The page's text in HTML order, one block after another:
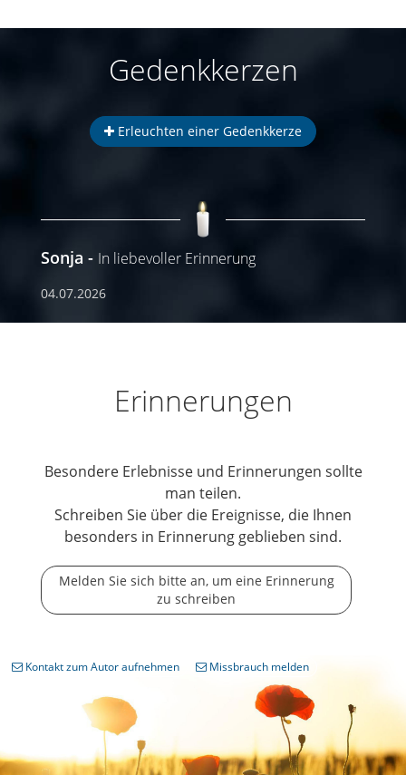
Gedenkkerzen
Erleuchten einer Gedenkkerze
Sonja In liebevoller Erinnerung
04.07.2026
Erinnerungen
Besondere Erlebnisse und Erinnerungen sollte
man teilen.
Schreiben Sie über die Ereignisse, die Ihnen
besonders in Erinnerung geblieben sind.
Melden Sie sich bitte an, um eine Erinnerung
zu schreiben
Kontakt zum Autor aufnehmen Missbrauch melden